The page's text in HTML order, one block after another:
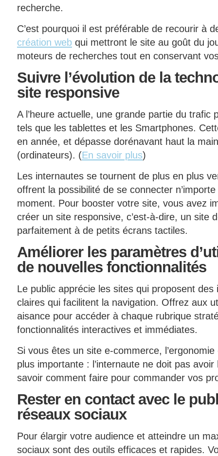
recherche.
C’est pourquoi il est préférable de recourir à
création web qui mettront le site au goût du
moteurs de recherches tout en conservant
Suivrel’évolution de la
site responsive
A l’heure actuelle, une grande partie du trafic
tels que les tablettes et les Smartphones.
en année, et dépasse dorénavant haut la
(ordinateurs). (En savoir plus)
Les internautes se tournent de plus en plus
offrent la possibilité de se connecter
moment. Pour booster votre site, vous avez
créer un site responsive, c’est-à-dire, un site
parfaitement à de petits écrans tactiles.
Améliorerles paramètres
de nouvelles fonctionnalités
Le public apprécie les sites qui proposent
claires qui facilitent la navigation. Offrez aux
aisance pour accéder à chaque rubrique
fonctionnalités interactives et immédiates.
Si vous êtes un site e-commerce,
plus importante : l’internaute ne doit pas
savoir comment faire pour commander vos
Resteren contact avec le
réseaux sociaux
Pour élargir votre audience et atteindre un
sociaux sont des outils efficaces et rapides.